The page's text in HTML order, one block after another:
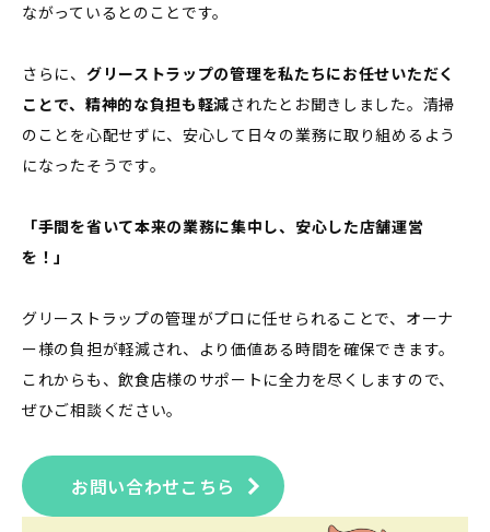
ながっているとのことです。
さらに、 グリーストラップの管理を私たちにお任せいただく
ことで、精神的な負担も軽減されたとお聞きしました。清掃
のことを心配せずに、安心して日々の業務に取り組めるよう
になったそうです。
「手間を省いて本来の業務に集中し、安心した店舗運営
を！」
グリーストラップの管理がプロに任せられることで、オーナ
ー様の負担が軽減され、より価値ある時間を確保できます。
これからも、飲食店様のサポートに全力を尽くしますので、
ぜひご相談ください。
お問い合わせこちら